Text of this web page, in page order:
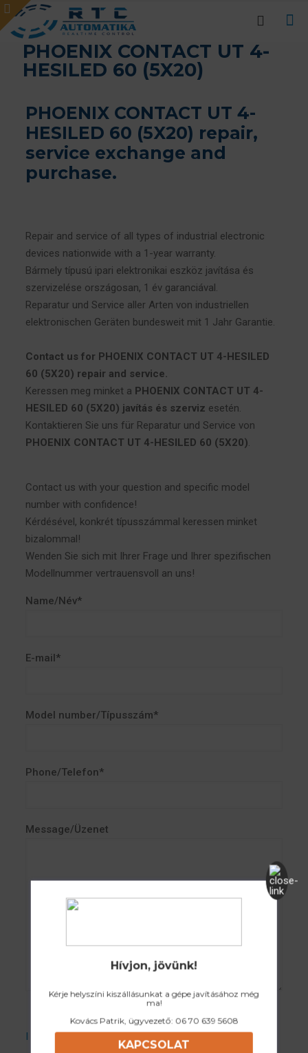
PHOENIX CONTACT UT 4-
HESILED 60 (5X20)
PHOENIX CONTACT UT 4-
HESILED 60 (5X20) repair,
service exchange and
purchase.
Repair and service of all types of industrial electronic
devices nationwide with a 1-year warranty.
Bármely típusú ipari elektronikai eszköz javítása és
szervizelése országosan, 1 év garanciával.
Reparatur und Service aller Arten von industriellen
elektronischen Geräten bundesweit mit 1 Jahr Garantie.
Contact us for PHOENIX CONTACT UT 4-HESILED
60 (5X20) repair and service.
Keressen meg minket a PHOENIX CONTACT UT 4-
HESILED 60 (5X20) javítás és szerviz esetén.
Kontaktieren Sie uns für Reparatur und Service von
PHOENIX CONTACT UT 4-HESILED 60 (5X20).
Contact us with your question and specific model
number with confidence!
Kérdésével, konkrét típusszámmal keressen minket
bizalommal!
Wenden Sie sich mit Ihrer Frage und Ihrer spezifischen
Modellnummer vertrauensvoll an uns!
Name/Név*
E-mail*
Model number/Típusszám*
Phone/Telefon*
Message/Üzenet
I accept the Privacy Policy
Hívjon, jövünk!
Kérje helyszíni kiszállásunkat a gépe javításához még
ma!
Kovács Patrik, ügyvezető: 06 70 639 5608
KAPCSOLAT